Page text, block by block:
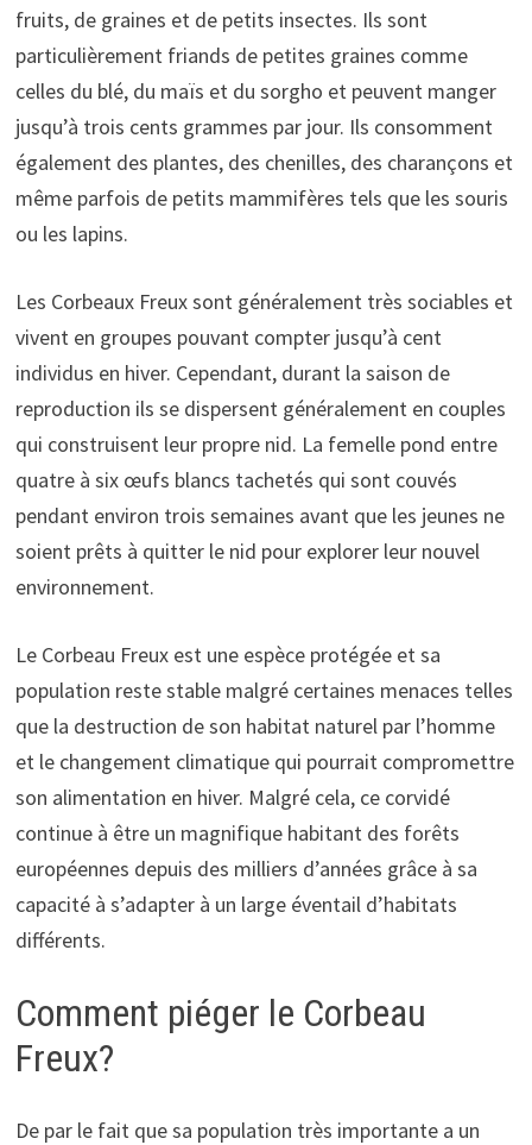
fruits, de graines et de petits insectes. Ils sont
particulièrement friands de petites graines comme
celles du blé, du maïs et du sorgho et peuvent manger
jusqu’à trois cents grammes par jour. Ils consomment
également des plantes, des chenilles, des charançons et
même parfois de petits mammifères tels que les souris
ou les lapins.
Les Corbeaux Freux sont généralement très sociables et
vivent en groupes pouvant compter jusqu’à cent
individus en hiver. Cependant, durant la saison de
reproduction ils se dispersent généralement en couples
qui construisent leur propre nid. La femelle pond entre
quatre à six œufs blancs tachetés qui sont couvés
pendant environ trois semaines avant que les jeunes ne
soient prêts à quitter le nid pour explorer leur nouvel
environnement.
Le Corbeau Freux est une espèce protégée et sa
population reste stable malgré certaines menaces telles
que la destruction de son habitat naturel par l’homme
et le changement climatique qui pourrait compromettre
son alimentation en hiver. Malgré cela, ce corvidé
continue à être un magnifique habitant des forêts
européennes depuis des milliers d’années grâce à sa
capacité à s’adapter à un large éventail d’habitats
différents.
Comment piéger le Corbeau
Freux?
De par le fait que sa population très importante a un